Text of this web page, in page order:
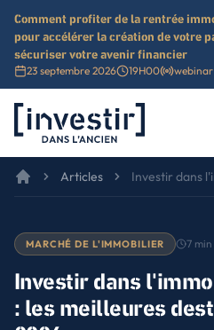
Comment profiter de la rentrée
pour accélérer la création de votre
sécuriser votre avenir financier
23 septembre 2026 19H00 webinar
Investir dans l'ancien
Articles Investir dans
MARCHÉ DE L'IMMOBILIER 7 min
Investir dans
: les meilleures